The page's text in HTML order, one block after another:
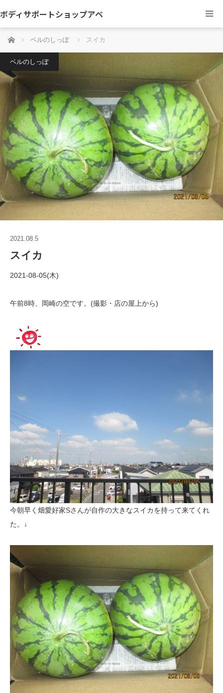
ボディサポートショップアベ
ホーム ベルのしっぽ スイカ
ベルのしっぽ
2021.08.5
スイカ
2021-08-05(木)
午前8時、岡崎の空です。(撮影・店の屋上から)
今朝早く畑愛好家Sさんが自作の大きなスイカを持って来てくれ
た。↓